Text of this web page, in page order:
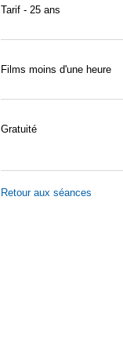
Tarif - 25 ans
Films moins d'une heure
Gratuité
Retour aux séances